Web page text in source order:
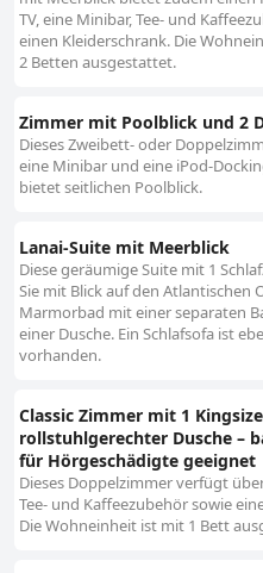
TV, eine Minibar, Tee- und
einen Kleiderschrank. Die
2 Betten ausgestattet.
Zimmer mit Poolblick und 2
Dieses Zweibett- oder
eine Minibar und eine iPod-
bietet seitlichen Poolblick.
Lanai-Suite mit Meerblick
Diese geräumige Suite mit 1
Sie mit Blick auf den Atlantischen
Marmorbad mit einer separaten
einer Dusche. Ein Schlafsofa ist
vorhanden.
Classic Zimmer mit 1
rollstuhlgerechter Dusche –
für Hörgeschädigte geeignet
Dieses Doppelzimmer verfügt
Tee- und Kaffeezubehör sowie
Die Wohneinheit ist mit 1 Bett